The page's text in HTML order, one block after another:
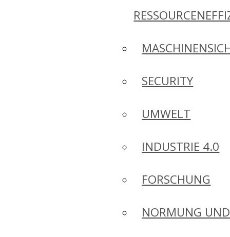
SECURITY
UMWELT
INDUSTRIE 4.0
FORSCHUNG
NORMUNG UND